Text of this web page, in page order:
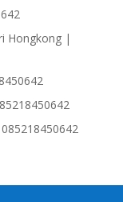
Hongkong |